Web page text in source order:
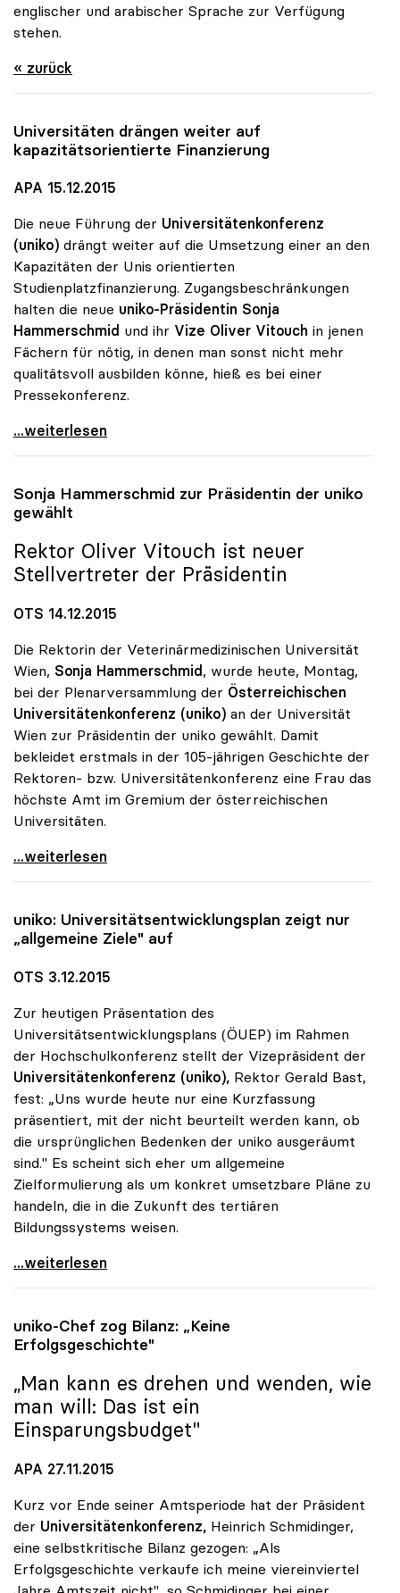
englischer und arabischer Sprache zur Verfügung
stehen.
« zurück
Universitäten drängen weiter auf
kapazitätsorientierte Finanzierung
APA 15.12.2015
Die neue Führung der Universitätenkonferenz
(uniko) drängt weiter auf die Umsetzung einer an den
Kapazitäten der Unis orientierten
Studienplatzfinanzierung. Zugangsbeschränkungen
halten die neue uniko-Präsidentin Sonja
Hammerschmid und ihr Vize Oliver Vitouch in jenen
Fächern für nötig, in denen man sonst nicht mehr
qualitätsvoll ausbilden könne, hieß es bei einer
Pressekonferenz.
Universitäten drängen weiter auf
...weiterlesen
Sonja Hammerschmid zur Präsidentin der uniko
gewählt
Rektor Oliver Vitouch ist neuer
Stellvertreter der Präsidentin
OTS 14.12.2015
Die Rektorin der Veterinärmedizinischen Universität
Wien, Sonja Hammerschmid, wurde heute, Montag,
bei der Plenarversammlung der Österreichischen
Universitätenkonferenz (uniko) an der Universität
Wien zur Präsidentin der uniko gewählt. Damit
bekleidet erstmals in der 105-jährigen Geschichte der
Rektoren- bzw. Universitätenkonferenz eine Frau das
höchste Amt im Gremium der österreichischen
Universitäten.
Sonja Hammerschmid zur Präsidentin der uniko
...weiterlesen
uniko: Universitätsentwicklungsplan zeigt nur
„allgemeine Ziele" auf
OTS 3.12.2015
Zur heutigen Präsentation des
Universitätsentwicklungsplans (ÖUEP) im Rahmen
der Hochschulkonferenz stellt der Vizepräsident der
Universitätenkonferenz (uniko), Rektor Gerald Bast,
fest: „Uns wurde heute nur eine Kurzfassung
präsentiert, mit der nicht beurteilt werden kann, ob
die ursprünglichen Bedenken der uniko ausgeräumt
sind." Es scheint sich eher um allgemeine
Zielformulierung als um konkret umsetzbare Pläne zu
handeln, die in die Zukunft des tertiären
Bildungssystems weisen.
uniko: Universitätsentwicklungsplan zeigt nur
...weiterlesen
uniko-Chef zog Bilanz: „Keine
Erfolgsgeschichte"
„Man kann es drehen und wenden, wie
man will: Das ist ein
Einsparungsbudget"
APA 27.11.2015
Kurz vor Ende seiner Amtsperiode hat der Präsident
der Universitätenkonferenz, Heinrich Schmidinger,
eine selbstkritische Bilanz gezogen: „Als
Erfolgsgeschichte verkaufe ich meine viereinviertel